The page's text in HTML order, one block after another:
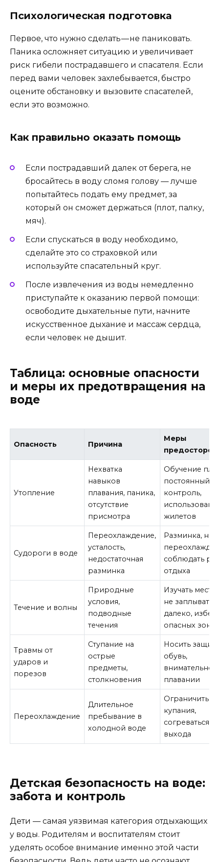
Психологическая подготовка
Первое, что нужно сделать — не паниковать.
Паника осложняет ситуацию и увеличивает
риск гибели пострадавшего и спасателя. Если
перед вами человек захлебывается, быстро
оцените обстановку и вызовите спасателей,
если это возможно.
Как правильно оказать помощь
Если пострадавший далек от берега, не
бросайтесь в воду сломя голову — лучше
попытайтесь подать ему предмет, за
который он сможет держаться (плот, палку,
мяч).
Если спускаться в воду необходимо,
сделайте это со страховкой или
используйте спасательный круг.
После извлечения из воды немедленно
приступайте к оказанию первой помощи:
освободите дыхательные пути, начните
искусственное дыхание и массаж сердца,
если человек не дышит.
Таблица: основные опасности
и меры их предотвращения на
воде
Опасность Причина
Меры
Утопление
Нехватка
навыков
плавания, паника,
отсутствие
присмотра
Обучение
постоянный
контроль,
жилетов
Судороги в воде
Переохлаждение,
усталость,
недостаточная
разминка
Разминка, не
соблюдать
отдыха
Течение и волны
Природные
условия,
подводные
течения
Изучать
не заплывать
далеко,
опасных зон
Травмы от
ударов и
порезов
Ступание на
острые
предметы,
столкновения
Носить
обувь,
плавании
Переохлаждение
Длительное
пребывание в
холодной воде
Ограничить
купания,
согреваться
выхода
Детская безопасность на воде:
забота и контроль
Дети — самая уязвимая категория отдыхающих
у воды. Родителям и воспитателям стоит
уделять особое внимание именно этой части